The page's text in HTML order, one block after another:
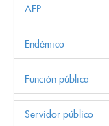
AFP
Endémico
Función pública
Servidor público